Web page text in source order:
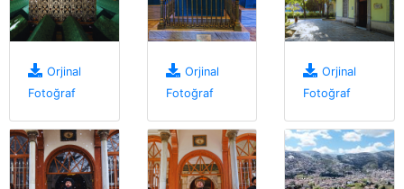
Orjinal
Fotoğraf
Orjinal
Fotoğraf
Orjinal
Fotoğraf